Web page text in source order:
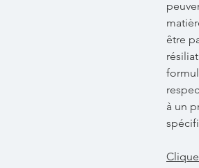
être
à un